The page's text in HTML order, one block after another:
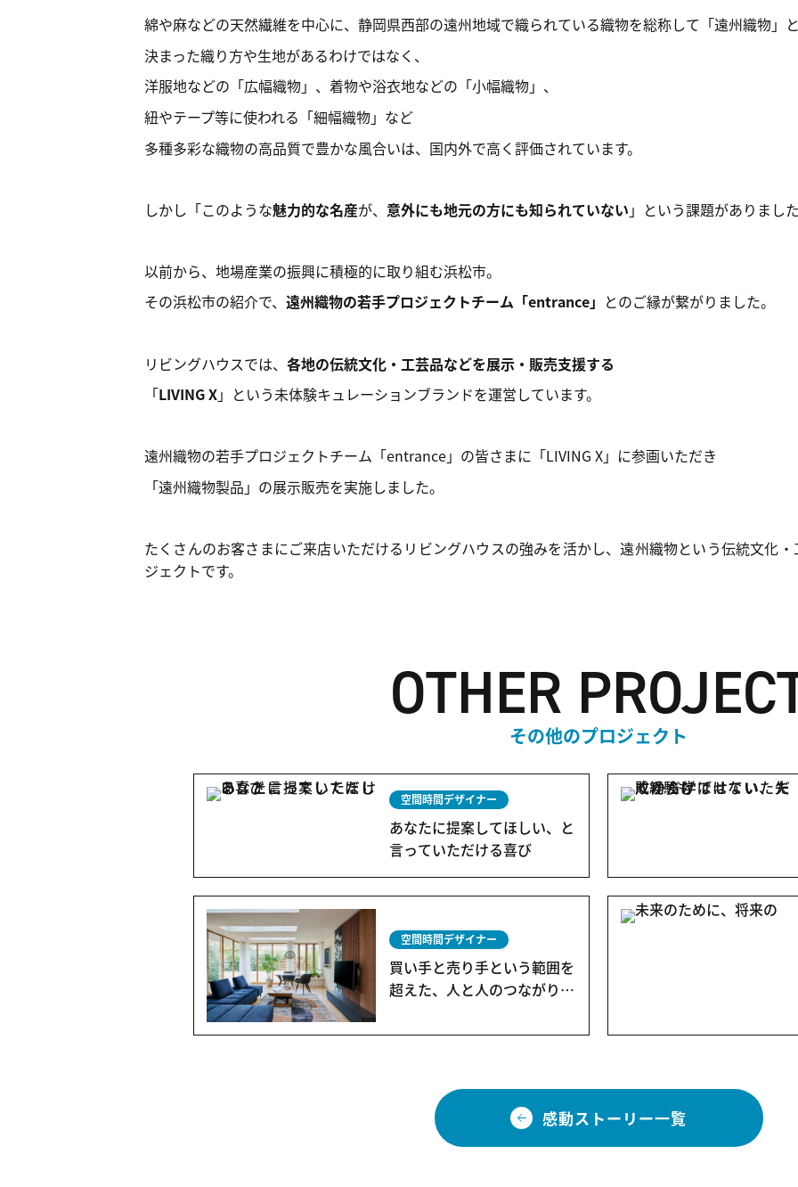
綿や麻などの天然繊維を中心に、静岡県西部の遠州地域で織られている織物を総称して「遠州織物」と
決まった織り方や生地があるわけではなく、
洋服地などの「広幅織物」、着物や浴衣地などの「小幅織物」、
紐やテープ等に使われる「細幅織物」など
多種多彩な織物の高品質で豊かな風合いは、国内外で高く評価されています。
しかし「このような魅力的な名産が、 意外にも地元の方にも知られていない 」という課題がありました
以前から、地場産業の振興に積極的に取り組む浜松市。
その浜松市の紹介で、 遠州織物の若手プロジェクトチーム「entrance」 とのご縁が繋がりました。
リビングハウスでは、 各地の伝統文化・工芸品などを展示・販売支援する
「LIVING X」という未体験キュレーションブランドを運営しています。
遠州織物の若手プロジェクトチーム「entrance」の皆さまに「LIVING X」に参画いただき
「遠州織物製品」の展示販売を実施しました。
たくさんのお客さまにご来店いただけるリビングハウスの強みを活かし、遠州織物という伝統文化
ジェクトです。
OTHER
その他のプロジェクト
空間時間デザイナー
あなたに提案してほしい、と
言っていただける喜び
空間時間デザイナー
買い手と売り手という範囲を
超えた、人と人のつながりを
感動ストーリー一覧